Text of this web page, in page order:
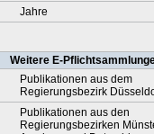
Jahre
Weitere E-
Publikationen aus dem
Regierungsbezirk
Publikationen aus den
Regierungsbezirken